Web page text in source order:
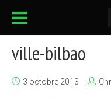
ville-bilbao
3 octobre 2013